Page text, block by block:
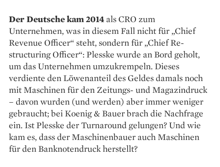
Der Deutsche kam 2014 als CRO zum
Unternehmen, was in ­diesem Fall nicht für „Chief
Revenue Officer“ steht, sondern für „Chief Re­
structuring Officer“: Plesske wurde an Bord geholt,
um das Unternehmen umzukrempeln. Dieses
verdiente den Löwenanteil des Geldes damals noch
mit Maschinen für den Zeitungs- und Magazindruck
– davon wurden (und werden) aber immer weniger
gebraucht; bei Koenig & Bauer brach die Nachfrage
ein. Ist Plesske der Turnaround gelungen? Und wie
kam es, dass der Maschinenbauer auch Maschinen
für den Banknotendruck herstellt?